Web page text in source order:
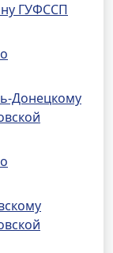
ГУФССП
Донецкому